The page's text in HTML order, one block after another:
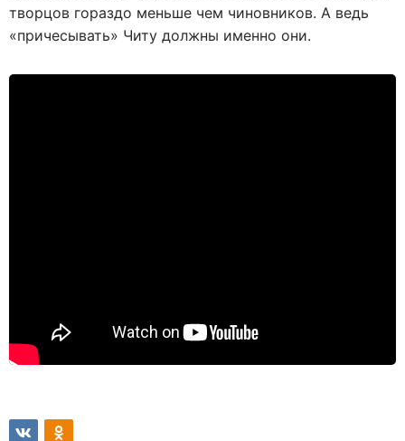
творцов гораздо меньше чем чиновников. А ведь
«причесывать» Читу должны именно они.